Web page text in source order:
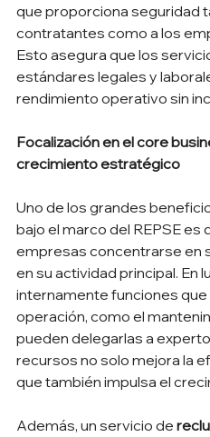
que proporciona seguridad
contratantes como a los
Esto asegura que los
estándares legales y
rendimiento operativo sin
Focalización en el core
crecimiento estratégico
Uno de los grandes
bajo el marco del REPSE es
empresas concentrarse en
en su actividad principal. En
internamente funciones
operación, como el
pueden delegarlas a
recursos no solo mejora la
que también impulsa el
Además, un servicio de